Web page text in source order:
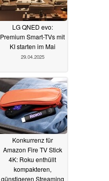
LG QNED evo:
Premium Smart-TVs mit
KI starten im Mai
29.04.2025
Konkurrenz für
Amazon Fire TV Stick
4K: Roku enthüllt
kompakteren,
günstigeren Streaming